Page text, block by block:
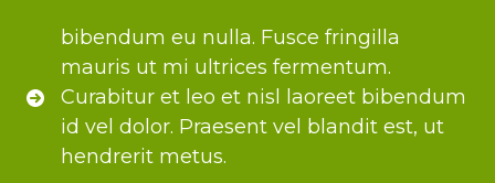
bibendum eu nulla. Fusce fringilla
mauris ut mi ultrices fermentum.
Curabitur et leo et nisl laoreet bibendum
id vel dolor. Praesent vel blandit est, ut
hendrerit metus.